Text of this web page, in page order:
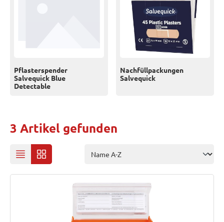
Pflasterspender
Salvequick Blue
Detectable
Nachfüllpackungen
Salvequick
3 Artikel gefunden